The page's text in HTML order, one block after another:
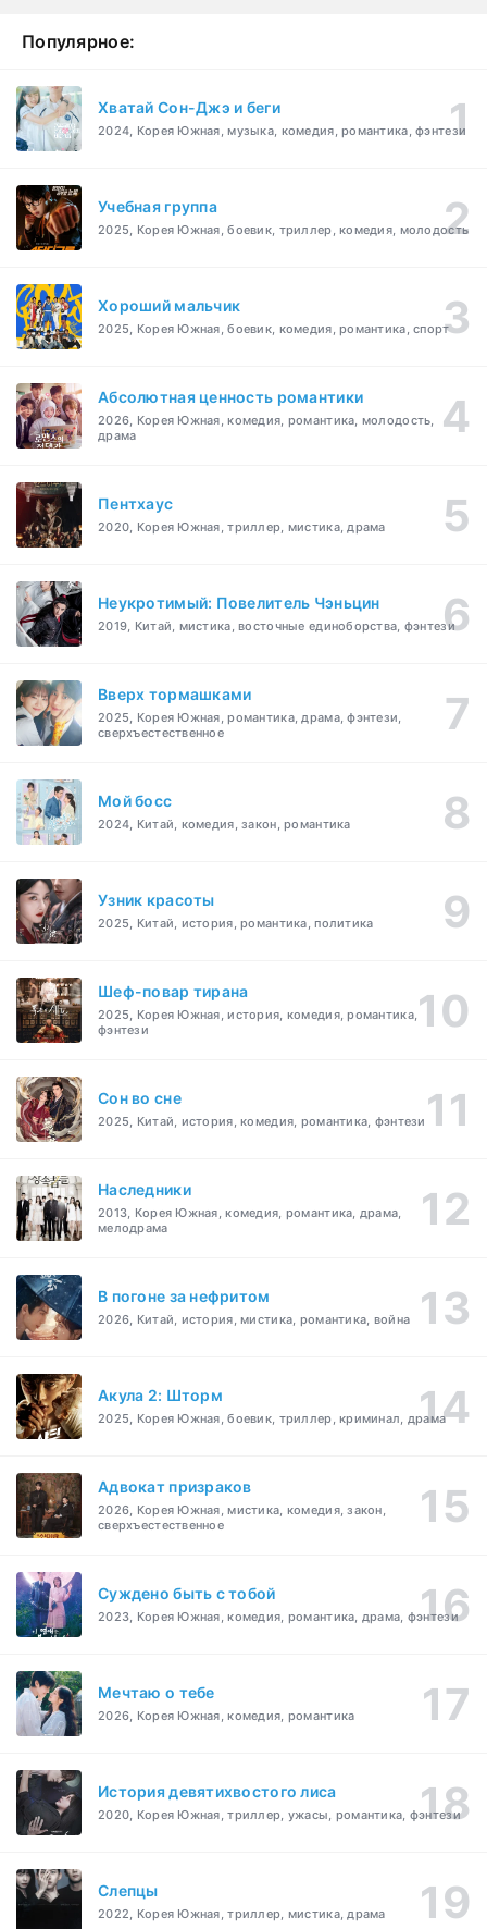
Популярное:
Хватай Сон-Джэ и беги
2024, Корея Южная, музыка, комедия, романтика, фэнтези
Учебная группа
2025, Корея Южная, боевик, триллер, комедия, молодость
Хороший мальчик
2025, Корея Южная, боевик, комедия, романтика, спорт
Абсолютная ценность романтики
2026, Корея Южная, комедия, романтика, молодость,
драма
Пентхаус
2020, Корея Южная, триллер, мистика, драма
Неукротимый: Повелитель Чэньцин
2019, Китай, мистика, восточные единоборства, фэнтези
Вверх тормашками
2025, Корея Южная, романтика, драма, фэнтези,
сверхъестественное
Мой босс
2024, Китай, комедия, закон, романтика
Узник красоты
2025, Китай, история, романтика, политика
Шеф-повар тирана
2025, Корея Южная, история, комедия, романтика,
фэнтези
Cон во сне
2025, Китай, история, комедия, романтика, фэнтези
Наследники
2013, Корея Южная, комедия, романтика, драма,
мелодрама
В погоне за нефритом
2026, Китай, история, мистика, романтика, война
Акула 2: Шторм
2025, Корея Южная, боевик, триллер, криминал, драма
Адвокат призраков
2026, Корея Южная, мистика, комедия, закон,
сверхъестественное
Суждено быть с тобой
2023, Корея Южная, комедия, романтика, драма, фэнтези
Мечтаю о тебе
2026, Корея Южная, комедия, романтика
История девятихвостого лиса
2020, Корея Южная, триллер, ужасы, романтика, фэнтези
Слепцы
2022, Корея Южная, триллер, мистика, драма